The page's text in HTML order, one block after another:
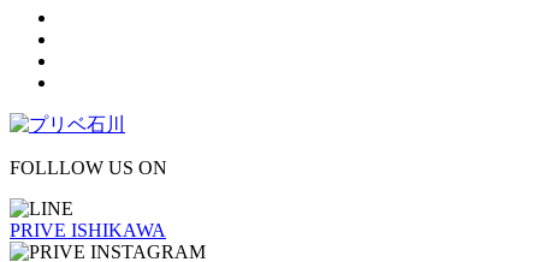
FOLLLOW US ON
PRIVE ISHIKAWA